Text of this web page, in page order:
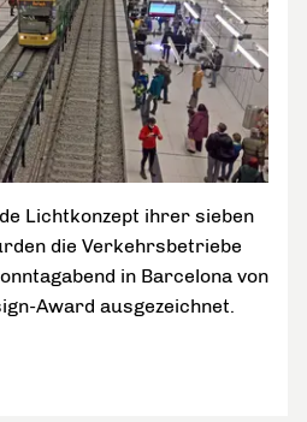
Lichtkonzept ihrer sieben
die Verkehrsbetriebe
in Barcelona von
Award ausgezeichnet.